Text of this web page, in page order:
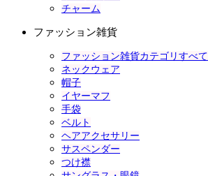
チャーム
ファッション雑貨
ファッション雑貨カテゴリすべて
ネックウェア
帽子
イヤーマフ
手袋
ベルト
ヘアアクセサリー
サスペンダー
つけ襟